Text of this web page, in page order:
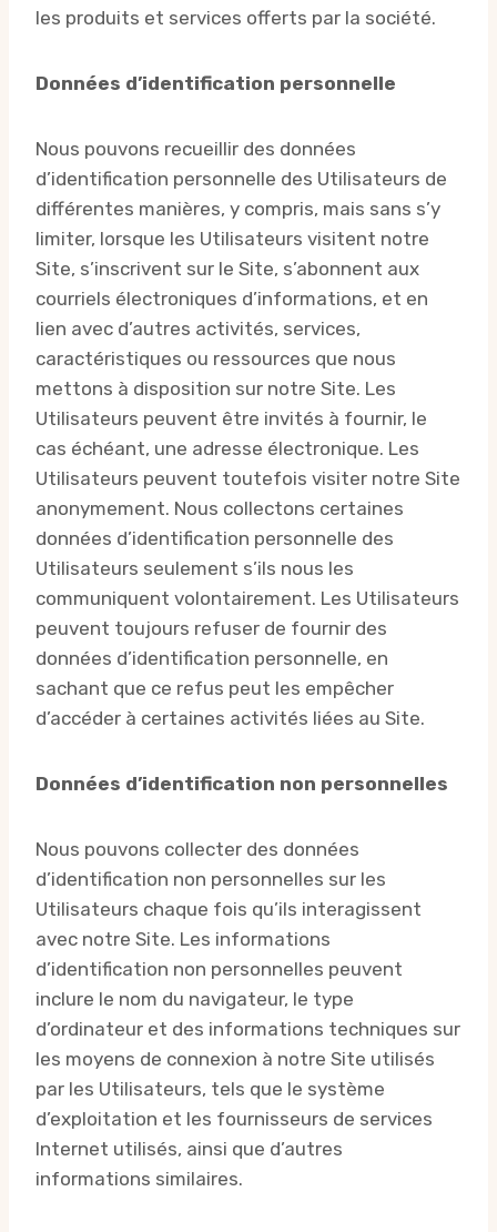
les produits et services offerts par la société.
Données d’identification personnelle
Nous pouvons recueillir des données
d’identification personnelle des Utilisateurs de
différentes manières, y compris, mais sans s’y
limiter, lorsque les Utilisateurs visitent notre
Site, s’inscrivent sur le Site, s’abonnent aux
courriels électroniques d’informations, et en
lien avec d’autres activités, services,
caractéristiques ou ressources que nous
mettons à disposition sur notre Site. Les
Utilisateurs peuvent être invités à fournir, le
cas échéant, une adresse électronique. Les
Utilisateurs peuvent toutefois visiter notre Site
anonymement. Nous collectons certaines
données d’identification personnelle des
Utilisateurs seulement s’ils nous les
communiquent volontairement. Les Utilisateurs
peuvent toujours refuser de fournir des
données d’identification personnelle, en
sachant que ce refus peut les empêcher
d’accéder à certaines activités liées au Site.
Données d’identification non personnelles
Nous pouvons collecter des données
d’identification non personnelles sur les
Utilisateurs chaque fois qu’ils interagissent
avec notre Site. Les informations
d’identification non personnelles peuvent
inclure le nom du navigateur, le type
d’ordinateur et des informations techniques sur
les moyens de connexion à notre Site utilisés
par les Utilisateurs, tels que le système
d’exploitation et les fournisseurs de services
Internet utilisés, ainsi que d’autres
informations similaires.